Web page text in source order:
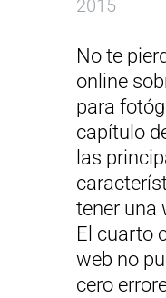
2015
No te
online
para
capítulo
las
tener una
El cuarto
web no
cero